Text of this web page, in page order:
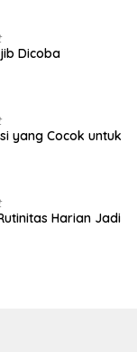
Dicoba
yang Cocok untuk
Harian Jadi